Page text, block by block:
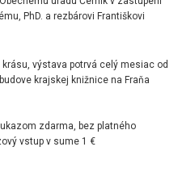
PhD. a rezbárovi Františkovi
výstava potrvá celý mesiac od
krajskej knižnice na Fraňa
zdarma, bez platného
vstup v sume 1 €